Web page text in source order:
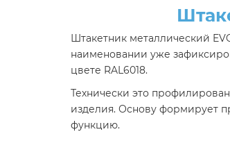
Штакетник металлический
наименовании уже
цвете RAL6018.
Технически это
изделия. Основу формирует
функцию.